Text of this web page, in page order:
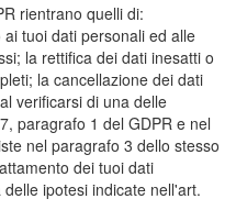
rientrano quelli di:
tuoi dati personali ed alle
la rettifica dei dati inesatti o
la cancellazione dei dati
verificarsi di una delle
paragrafo 1 del GDPR e nel
nel paragrafo 3 dello stesso
dei tuoi dati
ipotesi indicate nell'art.